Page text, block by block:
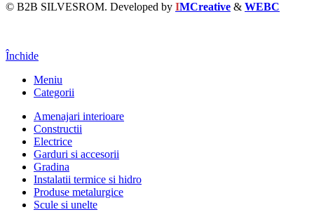
© B2B SILVESROM. Developed by IMCreative & WEBC
Închide
Meniu
Categorii
Amenajari interioare
Constructii
Electrice
Garduri si accesorii
Gradina
Instalatii termice si hidro
Produse metalurgice
Scule si unelte